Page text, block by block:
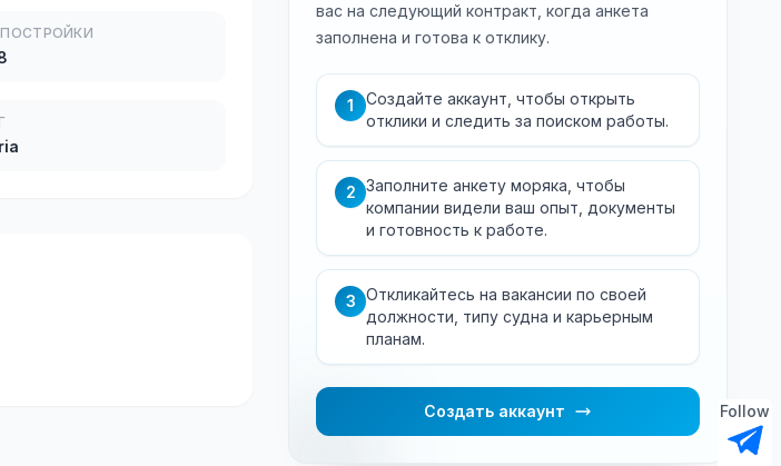
вас на следующий контракт, когда анкета
заполнена и готова к отклику.
1
Создайте аккаунт, чтобы открыть
отклики и следить за поиском работы.
2
Заполните анкету моряка, чтобы
компании видели ваш опыт, документы
и готовность к работе.
3
Откликайтесь на вакансии по своей
должности, типу судна и карьерным
планам.
Создать аккаунт Follow